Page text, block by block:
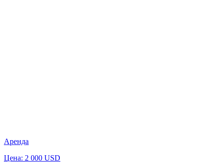
Аренда
Цена: 2 000 USD